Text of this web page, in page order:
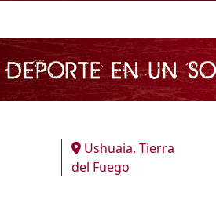
Ushuaia, Tierra
del Fuego